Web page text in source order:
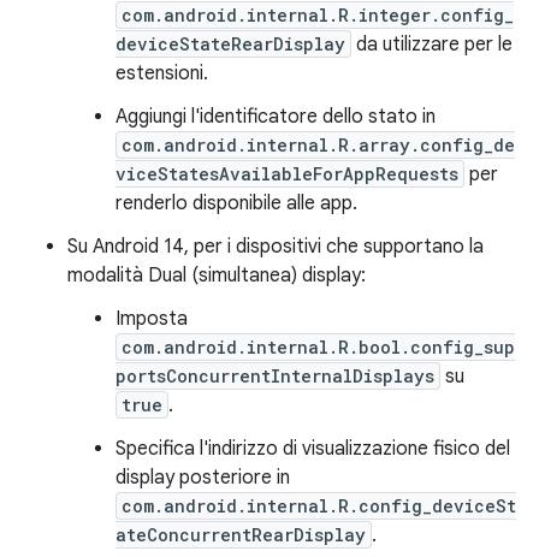
com.android.internal.R.integer.config_
deviceStateRearDisplay da utilizzare per le
estensioni.
Aggiungi l'identificatore dello stato in
com.android.internal.R.array.config_de
viceStatesAvailableForAppRequests per
renderlo disponibile alle app.
Su Android 14, per i dispositivi che supportano la
modalità Dual (simultanea) display:
Imposta
com.android.internal.R.bool.config_sup
portsConcurrentInternalDisplays su
true .
Specifica l'indirizzo di visualizzazione fisico del
display posteriore in
com.android.internal.R.config_deviceSt
ateConcurrentRearDisplay .